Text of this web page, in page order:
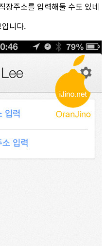
장주소를 입력해둘 수도 있네
니다.